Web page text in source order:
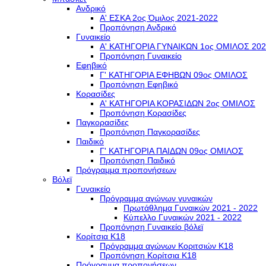
Ανδρικό
Α' ΕΣΚΑ 2ος Όμιλος 2021-2022
Προπόνηση Ανδρικό
Γυναικείο
Α' ΚΑΤΗΓΟΡΙΑ ΓΥΝΑΙΚΩΝ 1ος ΟΜΙΛΟΣ
Προπόνηση Γυναικείο
Εφηβικό
Γ' ΚΑΤΗΓΟΡΙΑ ΕΦΗΒΩΝ 09ος ΟΜΙΛΟΣ
Προπόνηση Εφηβικό
Κορασίδες
Α' ΚΑΤΗΓΟΡΙΑ ΚΟΡΑΣΙΔΩΝ 2ος ΟΜΙΛΟΣ
Προπόνηση Κορασίδες
Παγκορασίδες
Προπόνηση Παγκορασίδες
Παιδικό
Γ' ΚΑΤΗΓΟΡΙΑ ΠΑΙΔΩΝ 09ος ΟΜΙΛΟΣ
Προπόνηση Παιδικό
Πρόγραμμα προπονήσεων
Βόλεϊ
Γυναικείο
Πρόγραμμα αγώνων γυναικών
Πρωτάθλημα Γυναικών 2021 - 2022
Κύπελλο Γυναικών 2021 - 2022
Προπόνηση Γυναικείο βόλεϊ
Κορίτσια Κ18
Πρόγραμμα αγώνων Κοριτσιών Κ18
Προπόνηση Κορίτσια Κ18